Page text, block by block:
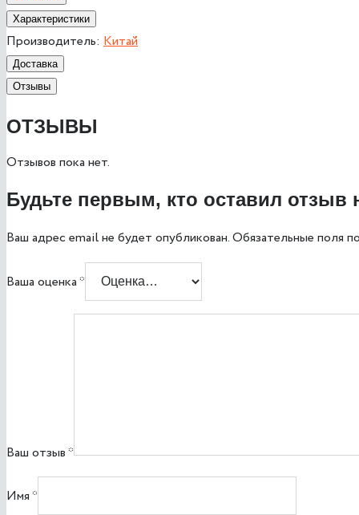
Характеристики
Производитель: Китай
Доставка
Отзывы
ОТЗЫВЫ
Отзывов пока нет.
Будьте первым, кто оставил
Ваш адрес email не будет опубликован.Обязательные поля
Ваша оценка*
Ваш отзыв*
Имя*